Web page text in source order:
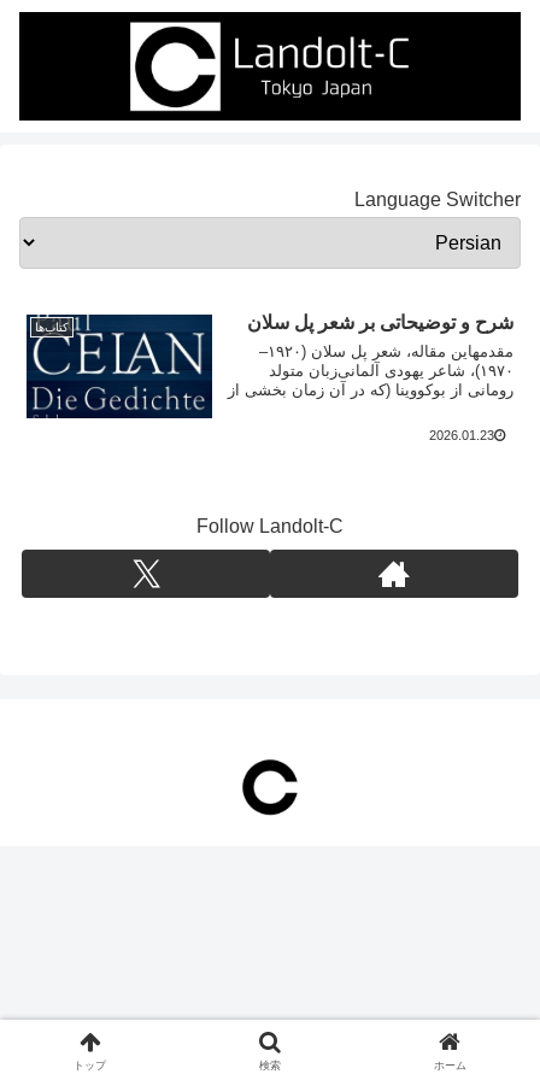
Language Switcher
کتاب‌ها شرح و توضیحاتی بر شعر پل سلان
مقدمهاین مقاله، شعر پل سلان (۱۹۲۰–
۱۹۷۰)، شاعر یهودی آلمانی‌زبان متولد
رومانی از بوکووینا (که در آن زمان بخشی از
2026.01.23
Follow Landolt-C
ホーム
検索
トップ